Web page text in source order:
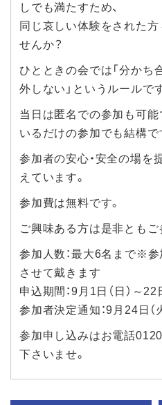
しでも満たすため、
同じ哀しい体験をされた
せんか？
ひとときの会では「分かち
外しない」というルールです
当日は匿名での参加も可能
いるだけの参加でも結構で
参加者の安心・安全の場を
えています。
参加費は無料です。
ご興味ある方は是非ともご
参加人数：最大6名まで※
させて戴きます
申込期間：9月1日（日）～22
参加者決定通知：9月24日（
参加申し込みはお電話
下さいませ。